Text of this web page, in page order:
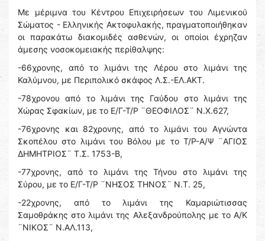
Με μέριμνα του Κέντρου Επιχειρήσεων του Λιμενικού
Σώματος - Ελληνικής Ακτοφυλακής, πραγματοποιήθηκαν
οι παρακάτω διακομιδές ασθενών, οι οποίοι έχρηζαν
άμεσης νοσοκομειακής περίθαλψης:
-66χρονης, από το λιμάνι της Λέρου στο λιμάνι της
Καλύμνου, με Περιπολικό σκάφος Λ.Σ.-ΕΛ.ΑΚΤ.
-78χρονου από το λιμάνι της Γαύδου στο λιμάνι της
Χώρας Σφακίων, με το Ε/Γ-Τ/Ρ ¨ΘΕΟΦΙΛΟΣ¨ Ν.Χ.627,
-76χρονης και 82χρονης, από το λιμάνι του Αγνώντα
Σκοπέλου στο λιμάνι του Βόλου με το Τ/Ρ-Α/Ψ ¨ΑΓΙΟΣ
ΔΗΜΗΤΡΙΟΣ¨ Τ.Σ. 1753-Β,
-77χρονης, από το λιμάνι της Τήνου στο λιμάνι της
Σύρου, με το Ε/Γ-Τ/Ρ ¨ΝΗΣΟΣ ΤΗΝΟΣ¨ Ν.Τ. 25,
-22χρονης, από το λιμάνι της Καμαριώτισσας
Σαμοθράκης στο λιμάνι της Αλεξανδρούπολης με το Α/Κ
¨ΝΙΚΟΣ¨ Ν.ΑΛ.113,